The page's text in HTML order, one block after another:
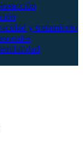
y tratamiento